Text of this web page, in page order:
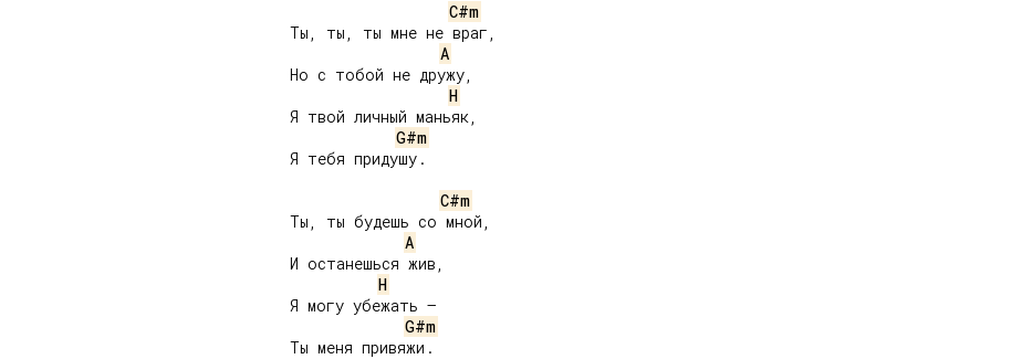
C#m
     Ты, ты, ты мне не враг,
A
     Но с тобой не дружу,
H
     Я твой личный маньяк,
G#m
     Я тебя придушу.
C#m
     Ты, ты будешь со мной,
A
     И останешься жив,
H
     Я могу убежать –
G#m
     Ты меня привяжи.